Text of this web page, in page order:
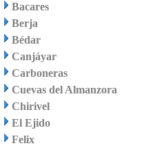
Bacares
Berja
Bédar
Canjáyar
Carboneras
Cuevas del Almanzora
Chirivel
El Ejido
Felix